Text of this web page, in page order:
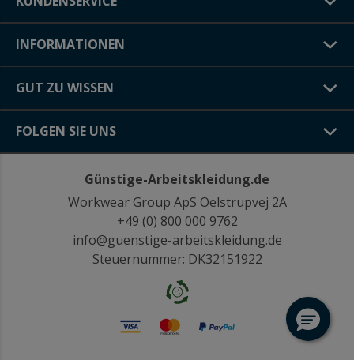
INFORMATIONEN
GUT ZU WISSEN
FOLGEN SIE UNS
Günstige-Arbeitskleidung.de
Workwear Group ApS Oelstrupvej 2A
+49 (0) 800 000 9762
info@guenstige-arbeitskleidung.de
Steuernummer: DK32151922